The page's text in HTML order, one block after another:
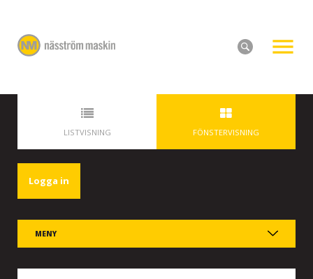
LISTVISNING FÖNSTERVISNING
Logga in
MENY